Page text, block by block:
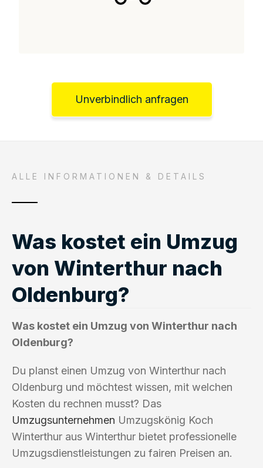
Unverbindlich anfragen
ALLE INFORMATIONEN & DETAILS
Was kostet ein Umzug
von Winterthur nach
Oldenburg?
Was kostet ein Umzug von Winterthur nach
Oldenburg?
Du planst einen Umzug von Winterthur nach
Oldenburg und möchtest wissen, mit welchen
Kosten du rechnen musst? Das
Umzugsunternehmen Umzugskönig Koch
Winterthur aus Winterthur bietet professionelle
Umzugsdienstleistungen zu fairen Preisen an.